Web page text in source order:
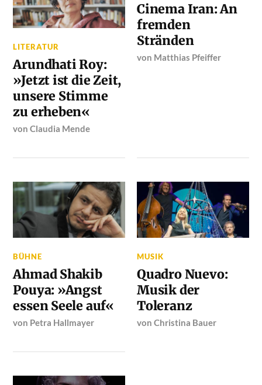
LITERATUR
Arundhati Roy:
»Jetzt ist die Zeit,
unsere Stimme
zu erheben«
vonClaudia Mende
Cinema Iran: An
fremden
Stränden
von Matthias Pfeiffer
BÜHNE
Ahmad Shakib
Pouya: »Angst
essen Seele auf«
von Petra Hallmayer
MUSIK
Quadro Nuevo:
Musik der
Toleranz
vonChristina Bauer